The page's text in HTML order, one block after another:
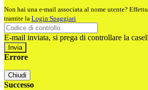
Non hai una e-mail associata al nome utente?
tramite la Login Spaggiari
E-mail inviata, si prega di controllare la
Errore
Chiudi
Successo